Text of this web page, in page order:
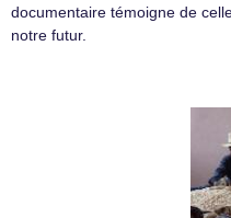
documentaire témoigne de
notre futur.